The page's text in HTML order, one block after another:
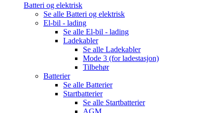
Batteri og elektrisk
Se alle Batteri og elektrisk
El-bil - lading
Se alle El-bil - lading
Ladekabler
Se alle Ladekabler
Mode 3 (for ladestasjon)
Tilbehør
Batterier
Se alle Batterier
Startbatterier
Se alle Startbatterier
AGM